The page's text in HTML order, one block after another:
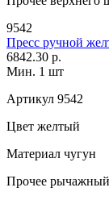
9542
Пресс ручной
6842.30 р.
Мин. 1 шт
Артикул 9542
Цвет желтый
Материал чугун
Прочее рычажный